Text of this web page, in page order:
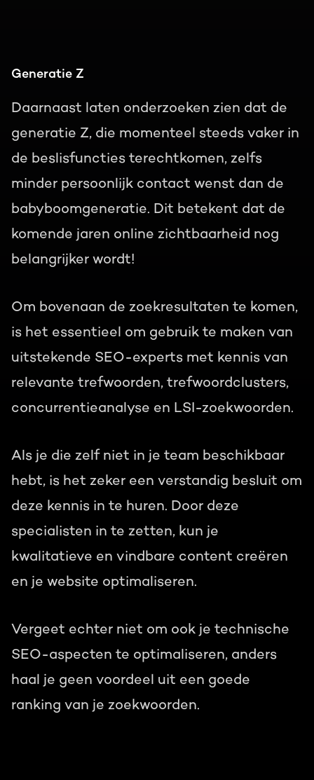
Generatie Z
Daarnaast laten onderzoeken zien dat de
generatie Z, die momenteel steeds vaker in
de beslisfuncties terechtkomen, zelfs
minder persoonlijk contact wenst dan de
babyboomgeneratie. Dit betekent dat de
komende jaren online zichtbaarheid nog
belangrijker wordt!
Om bovenaan de zoekresultaten te komen,
is het essentieel om gebruik te maken van
uitstekende SEO-experts met kennis van
relevante trefwoorden, trefwoordclusters,
concurrentieanalyse en LSI-zoekwoorden.
Als je die zelf niet in je team beschikbaar
hebt, is het zeker een verstandig besluit om
deze kennis in te huren. Door deze
specialisten in te zetten, kun je
kwalitatieve en vindbare content creëren
en je website optimaliseren.
Vergeet echter niet om ook je technische
SEO-aspecten te optimaliseren, anders
haal je geen voordeel uit een goede
ranking van je zoekwoorden.